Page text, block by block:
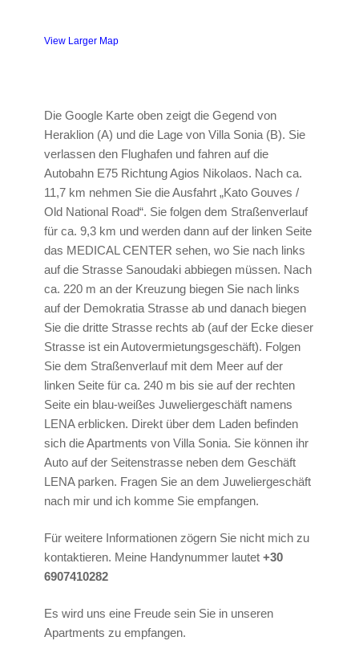
View Larger Map
Die Google Karte oben zeigt die Gegend von
Heraklion (A) und die Lage von Villa Sonia (B). Sie
verlassen den Flughafen und fahren auf die
Autobahn E75 Richtung Agios Nikolaos. Nach ca.
11,7 km nehmen Sie die Ausfahrt „Kato Gouves /
Old National Road“. Sie folgen dem Straßenverlauf
für ca. 9,3 km und werden dann auf der linken Seite
das MEDICAL CENTER sehen, wo Sie nach links
auf die Strasse Sanoudaki abbiegen müssen. Nach
ca. 220 m an der Kreuzung biegen Sie nach links
auf der Demokratia Strasse ab und danach biegen
Sie die dritte Strasse rechts ab (auf der Ecke dieser
Strasse ist ein Autovermietungsgeschäft). Folgen
Sie dem Straßenverlauf mit dem Meer auf der
linken Seite für ca. 240 m bis sie auf der rechten
Seite ein blau-weißes Juweliergeschäft namens
LENA erblicken. Direkt über dem Laden befinden
sich die Apartments von Villa Sonia. Sie können ihr
Auto auf der Seitenstrasse neben dem Geschäft
LENA parken. Fragen Sie an dem Juweliergeschäft
nach mir und ich komme Sie empfangen.
Für weitere Informationen zögern Sie nicht mich zu
kontaktieren. Meine Handynummer lautet +30
6907410282
Es wird uns eine Freude sein Sie in unseren
Apartments zu empfangen.